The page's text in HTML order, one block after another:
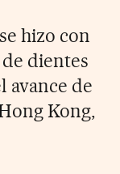
hizo con
dientes
avance de
Kong,